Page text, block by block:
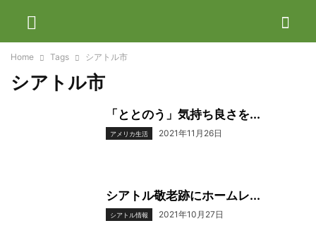
Home Tags シアトル市
シアトル市
「ととのう」気持ち良さを...
アメリカ生活 2021年11月26日
シアトル敬老跡にホームレ...
シアトル情報 2021年10月27日